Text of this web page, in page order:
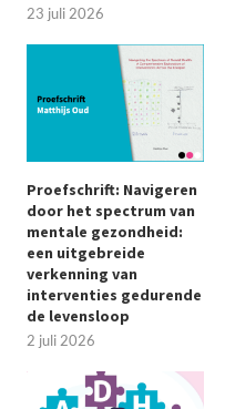
23 juli 2026
Proefschrift: Navigeren
door het spectrum van
mentale gezondheid:
een uitgebreide
verkenning van
interventies gedurende
de levensloop
2 juli 2026